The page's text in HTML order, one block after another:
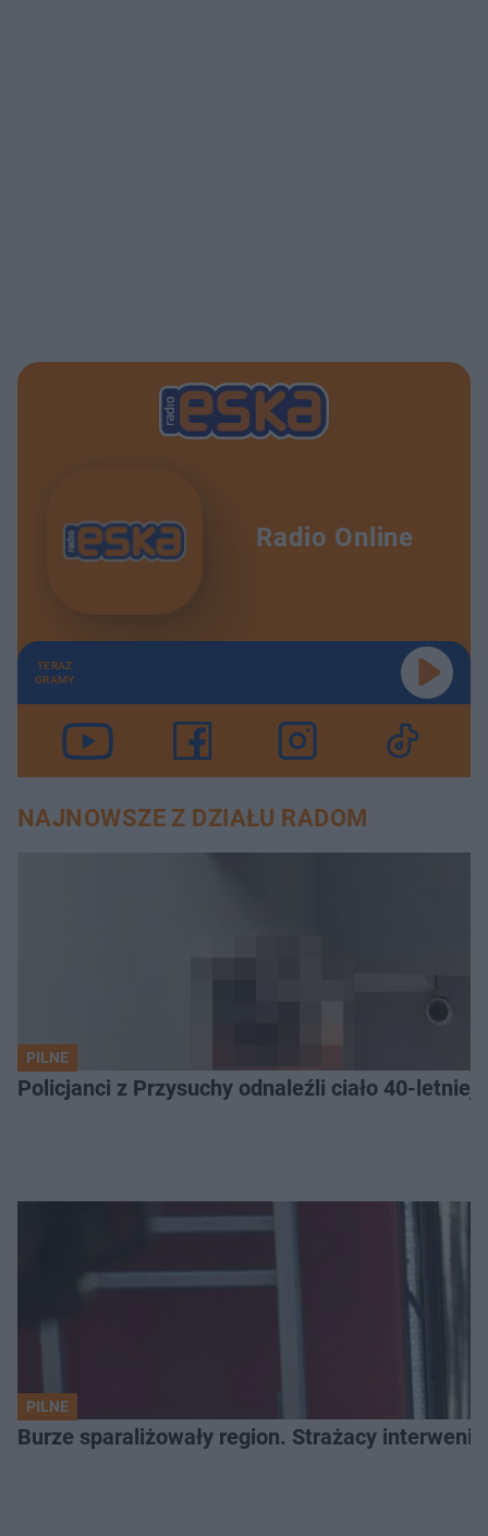
Radio Online
TERAZ
GRAMY
NAJNOWSZE Z DZIAŁU RADOM
PILNE
Policjanci z Przysuchy odnaleźli ciało 40-letniej
PILNE
Burze sparaliżowały region. Strażacy